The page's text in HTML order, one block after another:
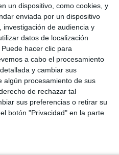
un dispositivo, como cookies, y
enviada por un dispositivo
investigación de audiencia y
datos de localización
hacer clic para
a cabo el procesamiento
y cambiar sus
algún procesamiento de sus
de rechazar tal
sus preferencias o retirar su
botón "Privacidad" en la parte